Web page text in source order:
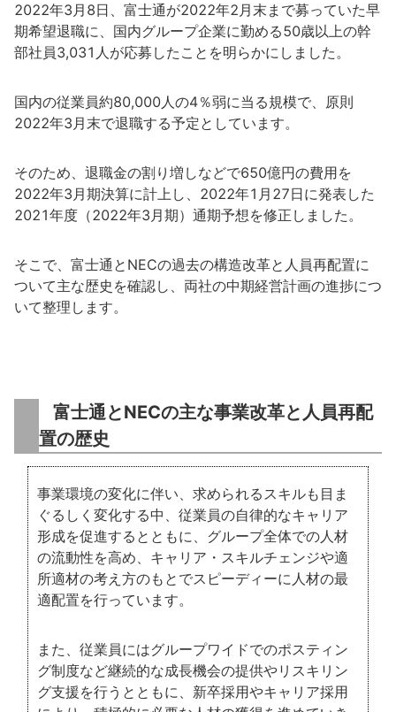
2022年3月8日、富士通が2022年2月末まで募っていた早
期希望退職に、国内グループ企業に勤める50歳以上の幹
部社員3,031人が応募したことを明らかにしました。
国内の従業員約80,000人の4％弱に当る規模で、原則
2022年3月末で退職する予定としています。
そのため、退職金の割り増しなどで650億円の費用を
2022年3月期決算に計上し、2022年1月27日に発表した
2021年度（2022年3月期）通期予想を修正しました。
そこで、富士通とNECの過去の構造改革と人員再配置に
ついて主な歴史を確認し、両社の中期経営計画の進捗につ
いて整理します。
富士通とNECの主な事業改革と人員再配
置の歴史
事業環境の変化に伴い、求められるスキルも目ま
ぐるしく変化する中、従業員の自律的なキャリア
形成を促進するとともに、グループ全体での人材
の流動性を高め、キャリア・スキルチェンジや適
所適材の考え方のもとでスピーディーに人材の最
適配置を行っています。
また、従業員にはグループワイドでのポスティン
グ制度など継続的な成長機会の提供やリスキリン
グ支援を行うとともに、新卒採用やキャリア採用